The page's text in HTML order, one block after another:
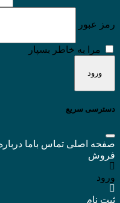
رمز عبور
مرا به خاطر بسپار
دسترسی سریع
صفحه اصلی تماس باما
فروش
ورود
ثبت نام